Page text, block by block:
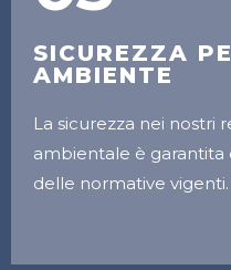
SICUREZZA
AMBIENTE
La sicurezza nei nostri
ambientale è garantita
delle normative vigenti.